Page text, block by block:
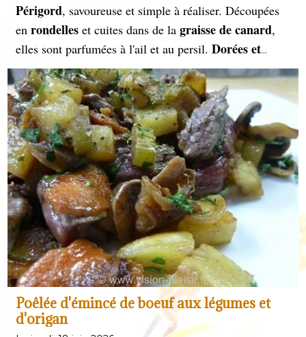
Périgord, savoureuse et simple à réaliser. Découpées
en rondelles et cuites dans de la graisse de canard,
elles sont parfumées à l'ail et au persil. Dorées et
fondantes, elles accompagnent à merveille confits,
magretset plats rustiques, incarnant la richesse du
terroir français.
Poêlée d'émincé de boeuf aux légumes et
d'origan